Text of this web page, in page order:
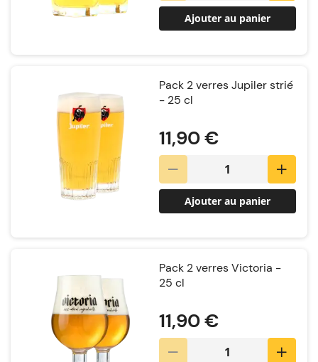
Ajouter au panier
Pack 2 verres Jupiler strié
- 25 cl
11,90 €
Ajouter au panier
Pack 2 verres Victoria -
25 cl
11,90 €